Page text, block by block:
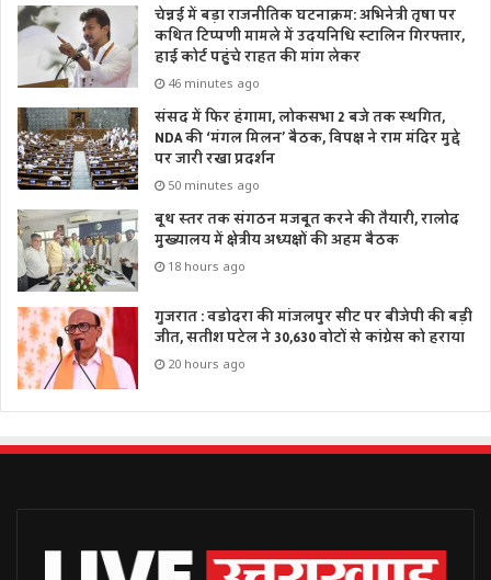
चेन्नई में बड़ा राजनीतिक घटनाक्रम: अभिनेत्री तृषा पर
कथित टिप्पणी मामले में उदयनिधि स्टालिन गिरफ्तार,
हाई कोर्ट पहुंचे राहत की मांग लेकर
46 minutes ago
संसद में फिर हंगामा, लोकसभा 2 बजे तक स्थगित,
NDA की ‘मंगल मिलन’ बैठक, विपक्ष ने राम मंदिर मुद्दे
पर जारी रखा प्रदर्शन
50 minutes ago
बूथ स्तर तक संगठन मजबूत करने की तैयारी, रालोद
मुख्यालय में क्षेत्रीय अध्यक्षों की अहम बैठक
18 hours ago
गुजरात : वडोदरा की मांजलपुर सीट पर बीजेपी की बड़ी
जीत, सतीश पटेल ने 30,630 वोटों से कांग्रेस को हराया
20 hours ago